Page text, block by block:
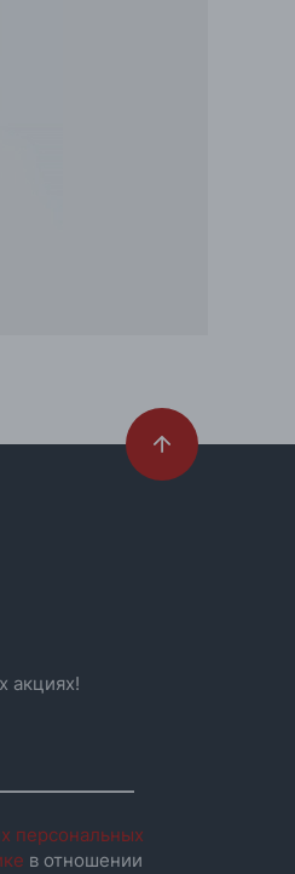
акциях!
персональных
в отношении